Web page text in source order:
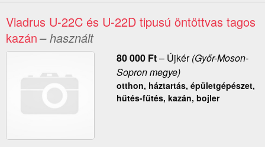
Viadrus U-22C és U-22D tipusú öntöttvas tagos
kazán– használt
80 000 Ft– Újkér(Győr-Moson-
Sopron megye)
otthon, háztartás, épületgépészet,
hűtés-fűtés, kazán, bojler